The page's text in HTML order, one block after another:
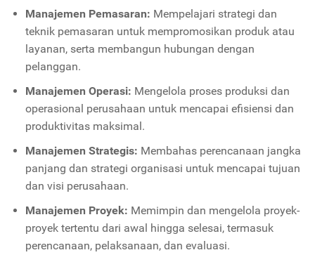
Manajemen Pemasaran: Mempelajari strategi dan
teknik pemasaran untuk mempromosikan produk atau
layanan, serta membangun hubungan dengan
pelanggan.
Manajemen Operasi: Mengelola proses produksi dan
operasional perusahaan untuk mencapai efisiensi dan
produktivitas maksimal.
Manajemen Strategis: Membahas perencanaan jangka
panjang dan strategi organisasi untuk mencapai tujuan
dan visi perusahaan.
Manajemen Proyek: Memimpin dan mengelola proyek-
proyek tertentu dari awal hingga selesai, termasuk
perencanaan, pelaksanaan, dan evaluasi.